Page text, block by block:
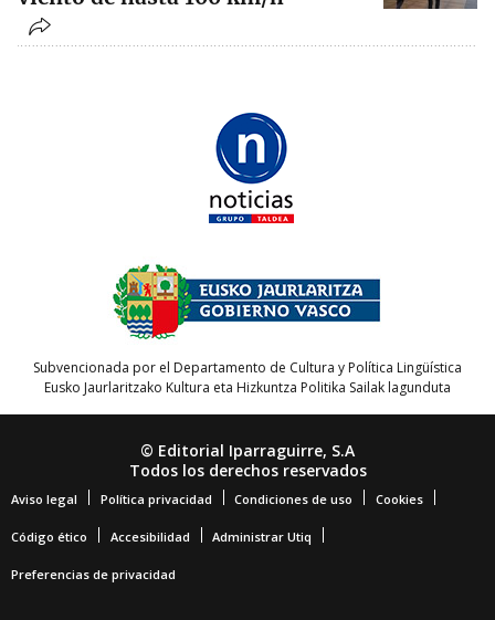
Subvencionada por el Departamento de Cultura y Política Lingüística
Eusko Jaurlaritzako Kultura eta Hizkuntza Politika Sailak lagunduta
© Editorial Iparraguirre, S.A
Todos los derechos reservados
Aviso legal Política privacidad Condiciones de uso Cookies
Código ético Accesibilidad Administrar Utiq
Preferencias de privacidad